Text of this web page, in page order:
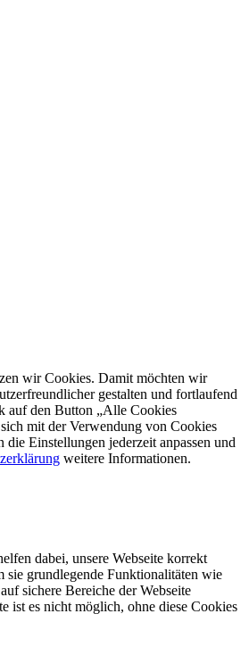
wir Cookies. Damit möchten wir
gestalten und fortlaufend
auf den Button „Alle Cookies
mit der Verwendung von Cookies
die Einstellungen jederzeit anpassen und
weitere Informationen.
dabei, unsere Webseite korrekt
sie grundlegende Funktionalitäten wie
sichere Bereiche der Webseite
ist es nicht möglich, ohne diese Cookies